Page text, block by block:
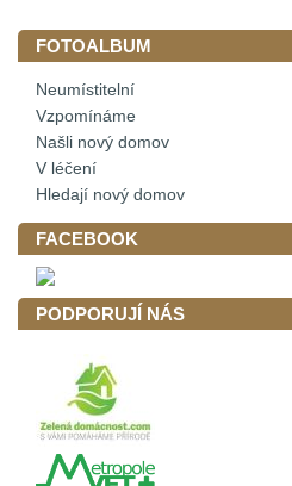
FOTOALBUM
Neumístitelní
Vzpomínáme
Našli nový domov
V léčení
Hledají nový domov
FACEBOOK
PODPORUJÍ NÁS